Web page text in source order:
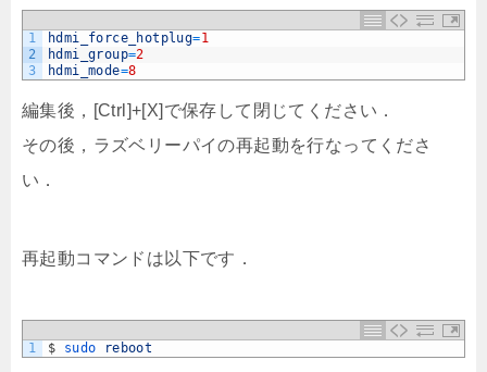
1
2
3
hdmi_force_hotplug=1
hdmi_group=2
hdmi_mode=8
編集後，[Ctrl]+[X]で保存して閉じてください．
その後，ラズベリーパイの再起動を行なってくださ
い．
再起動コマンドは以下です．
1 $ sudo reboot